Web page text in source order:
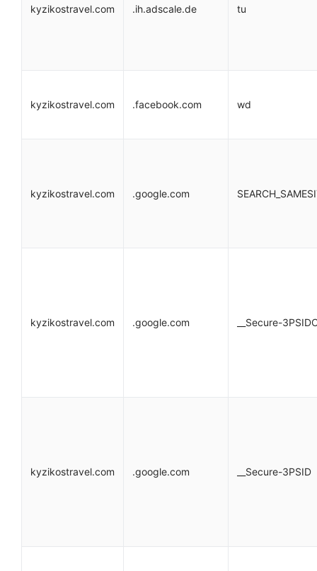
kyzikostravel.com .ih.adscale.de tu
kyzikostravel.com .facebook.com wd
kyzikostravel.com .google.com
kyzikostravel.com .google.com __Secure-
kyzikostravel.com .google.com __Secure-3PSID